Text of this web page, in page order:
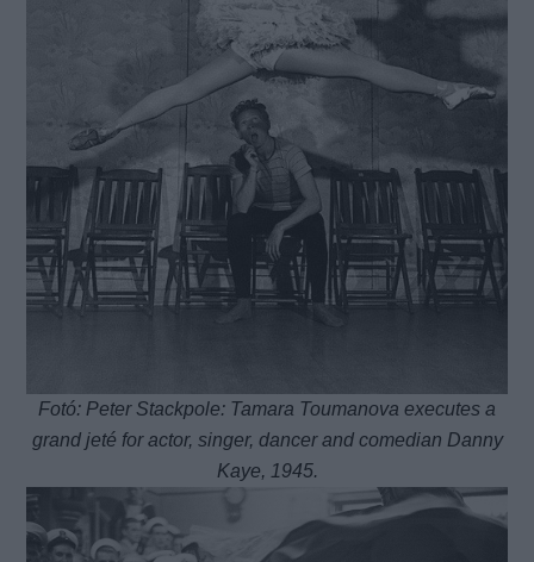
Fotó: Peter Stackpole: Tamara Toumanova executes a
grand jeté for actor, singer, dancer and comedian Danny
Kaye, 1945.